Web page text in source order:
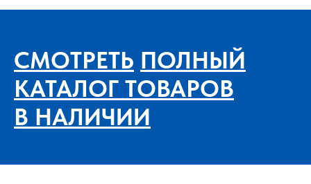
СМОТРЕТЬ ПОЛНЫЙ
КАТАЛОГ ТОВАРОВ
В НАЛИЧИИ